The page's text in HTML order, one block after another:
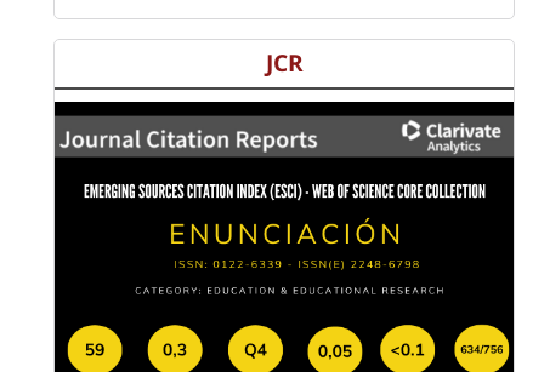
JCR